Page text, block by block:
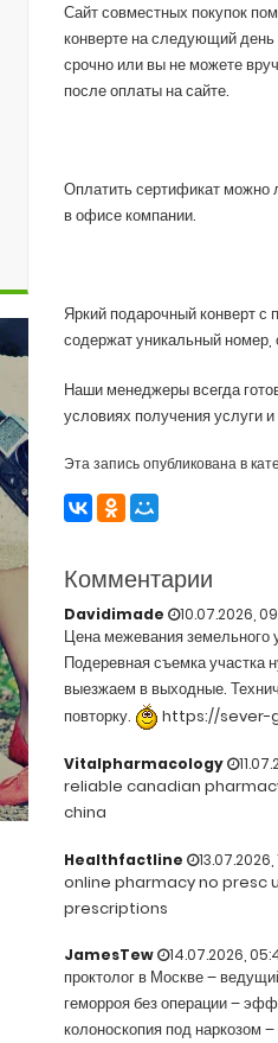
Сайт совместных покупок
конверте на следующий день
срочно или вы не можете
после оплаты на сайте.
Оплатить сертификат можно
в офисе компании.
Яркий подарочный конверт с
содержат уникальный
Наши менеджеры всегда
условиях получения услуги
Эта запись опубликована в
Комментарии
Davidimade 10.07.2026,
Цена межевания земельного
Подеревная съемка участка
выезжаем в выходные.
повторку.
https://sever-
Vitalpharmacology
reliable canadian
china
Healthfactline 13.07.2026,
online pharmacy no
prescriptions
JamesTew 14.07.2026,
проктолог в Москве –
геморроя без операции –
колоноскопия под наркозом